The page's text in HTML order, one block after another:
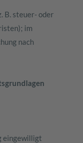
B. steuer- oder
im
nach
eingewilligt